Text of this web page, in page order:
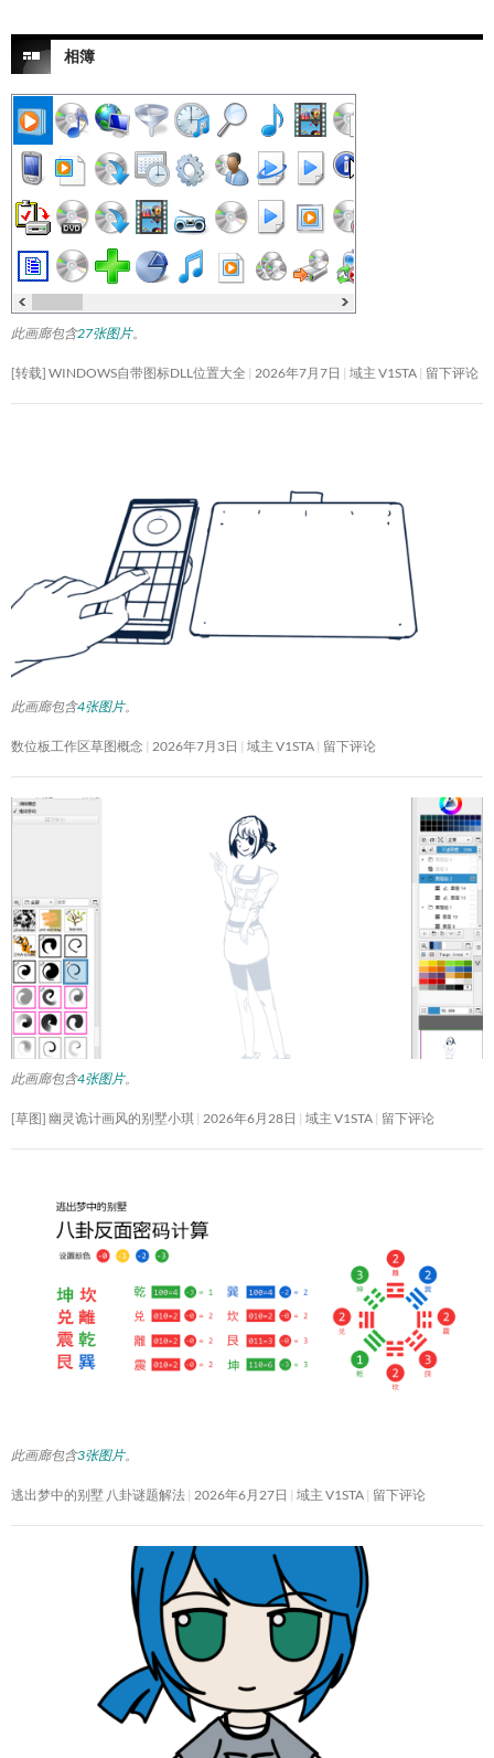
相簿
此画廊包含27张图片。
[转载] WINDOWS自带图标DLL位置大全 2026年7月7日 域主 V1STA 留下评论
此画廊包含4张图片。
数位板工作区草图概念 2026年7月3日 域主 V1STA 留下评论
此画廊包含4张图片。
[草图] 幽灵诡计画风的别墅小琪 2026年6月28日 域主 V1STA 留下评论
此画廊包含3张图片。
逃出梦中的别墅 八卦谜题解法 2026年6月27日 域主 V1STA 留下评论